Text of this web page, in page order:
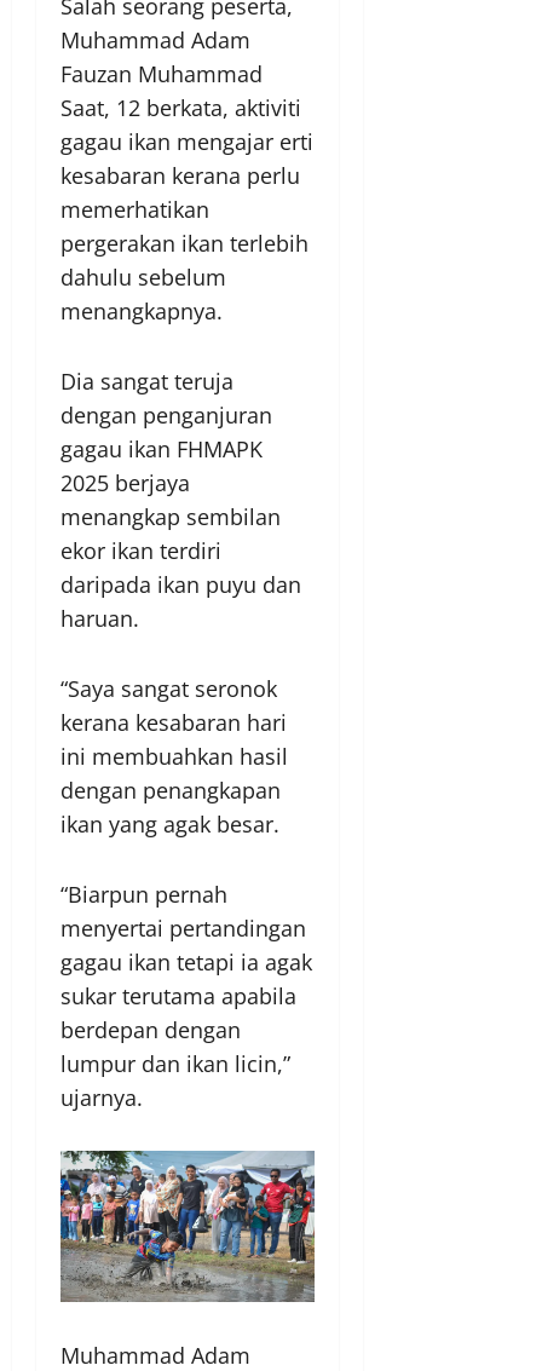
Muhammad Adam
Fauzan Muhammad
Saat, 12 berkata, aktiviti
gagau ikan mengajar erti
kesabaran kerana perlu
memerhatikan
pergerakan ikan terlebih
dahulu sebelum
menangkapnya.
Dia sangat teruja
dengan penganjuran
gagau ikan FHMAPK
2025 berjaya
menangkap sembilan
ekor ikan terdiri
daripada ikan puyu dan
haruan.
“Saya sangat seronok
kerana kesabaran hari
ini membuahkan hasil
dengan penangkapan
ikan yang agak besar.
“Biarpun pernah
menyertai pertandingan
gagau ikan tetapi ia agak
sukar terutama apabila
berdepan dengan
lumpur dan ikan licin,”
ujarnya.
Muhammad Adam